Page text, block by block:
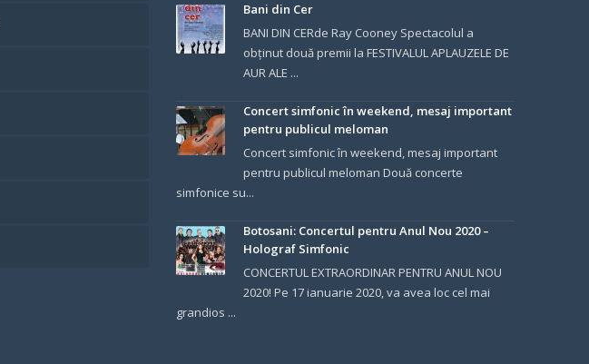
Bani din Cer
BANI DIN CERde Ray Cooney Spectacolul a
obținut două premii la FESTIVALUL APLAUZELE DE
AUR ALE ...
Concert simfonic în weekend, mesaj important
pentru publicul meloman
Concert simfonic în weekend, mesaj important
pentru publicul meloman Două concerte
simfonice su...
Botosani: Concertul pentru Anul Nou 2020 –
Holograf Simfonic
CONCERTUL EXTRAORDINAR PENTRU ANUL NOU
2020! Pe 17 ianuarie 2020, va avea loc cel mai
grandios ...